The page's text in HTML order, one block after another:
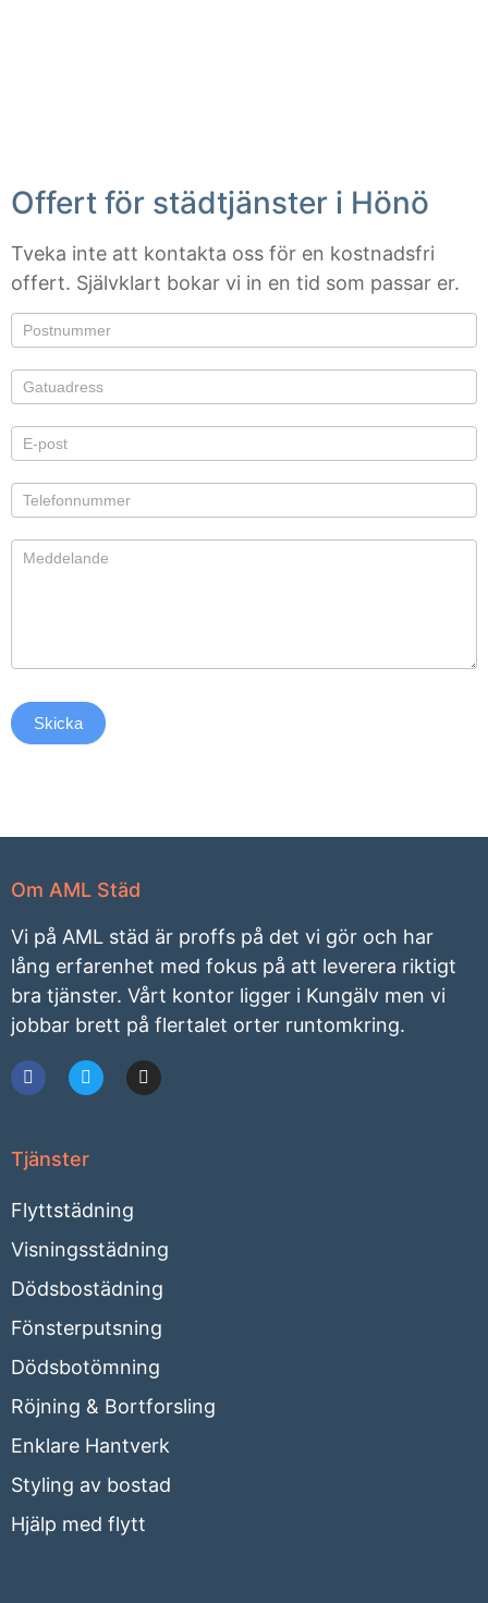
Offert för städtjänster i Hönö
Tveka inte att kontakta oss för en kostnadsfri
offert. Självklart bokar vi in en tid som passar er.
Offert
Skicka
Om du är
mänsklig,
det här
fältet
tomt.
Om AML Städ
Vi på AML städ är proffs på det vi gör och har
lång erfarenhet med fokus på att leverera riktigt
bra tjänster. Vårt kontor ligger i Kungälv men vi
jobbar brett på flertalet orter runtomkring.
Tjänster
Flyttstädning
Visningsstädning
Dödsbostädning
Fönsterputsning
Dödsbotömning
Röjning & Bortforsling
Enklare Hantverk
Styling av bostad
Hjälp med flytt